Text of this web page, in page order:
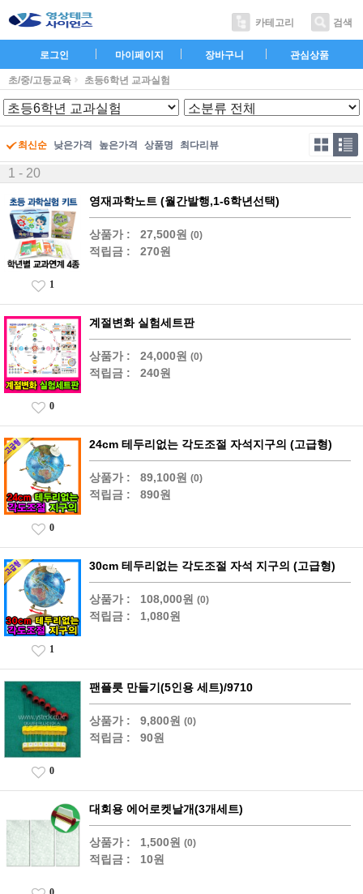
카테고리 검색
로그인 마이페이지 장바구니 관심상품
초/중/고등교육 초등6학년 교과실험
최신순 낮은가격 높은가격 상품명 최다리뷰
1 - 20
영재과학노트 (월간발행,1-6학년선택)
상품가 : 27,500원 (0)
적립금 : 270원
1
계절변화 실험세트판
상품가 : 24,000원 (0)
적립금 : 240원
0
24cm 테두리없는 각도조절 자석지구의 (고급형)
상품가 : 89,100원 (0)
적립금 : 890원
0
30cm 테두리없는 각도조절 자석 지구의 (고급형)
상품가 : 108,000원 (0)
적립금 : 1,080원
1
팬플릇 만들기(5인용 세트)/9710
상품가 : 9,800원 (0)
적립금 : 90원
0
대회용 에어로켓날개(3개세트)
상품가 : 1,500원 (0)
적립금 : 10원